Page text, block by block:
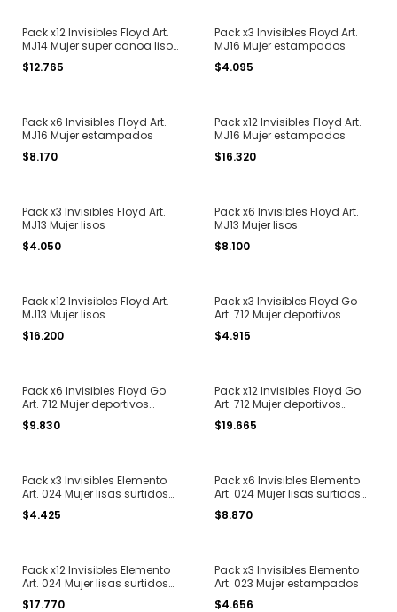
Pack x12 Invisibles Floyd Art.
MJ14 Mujer super canoa lisos
bicolor
$12.765
Pack x3 Invisibles Floyd Art.
MJ16 Mujer estampados
$4.095
Pack x6 Invisibles Floyd Art.
MJ16 Mujer estampados
$8.170
Pack x12 Invisibles Floyd Art.
MJ16 Mujer estampados
$16.320
Pack x3 Invisibles Floyd Art.
MJ13 Mujer lisos
$4.050
Pack x6 Invisibles Floyd Art.
MJ13 Mujer lisos
$8.100
Pack x12 Invisibles Floyd Art.
MJ13 Mujer lisos
$16.200
Pack x3 Invisibles Floyd Go
Art. 712 Mujer deportivos
microfibra running
$4.915
Pack x6 Invisibles Floyd Go
Art. 712 Mujer deportivos
microfibra running
$9.830
Pack x12 Invisibles Floyd Go
Art. 712 Mujer deportivos
microfibra running
$19.665
Pack x3 Invisibles Elemento
Art. 024 Mujer lisas surtidos
(viene packx3)
$4.425
Pack x6 Invisibles Elemento
Art. 024 Mujer lisas surtidos
(viene packx3)
$8.870
Pack x12 Invisibles Elemento
Art. 024 Mujer lisas surtidos
(viene packx3)
$17.770
Pack x3 Invisibles Elemento
Art. 023 Mujer estampados
$4.656